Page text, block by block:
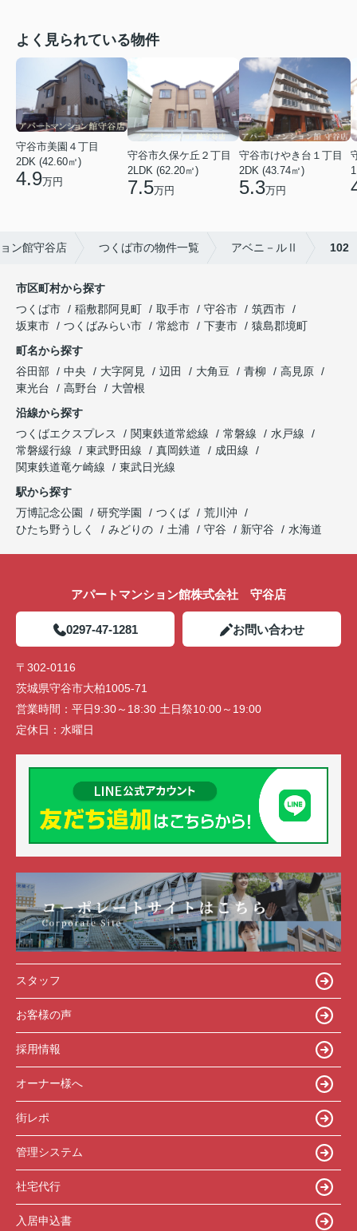
よく見られている物件
守谷市美園４丁目
2DK (42.60㎡)
4.9万円
守谷市久保ケ丘２丁目
2LDK (62.20㎡)
7.5万円
守谷市けやき台１丁目
2DK (43.74㎡)
5.3万円
ン館守谷店 つくば市の物件一覧 アベニ－ルⅡ 102
市区町村から探す
つくば市
稲敷郡阿見町 取手市 守谷市
筑西市
坂東市
つくばみらい市 常総市 下妻市
猿島郡境町
町名から探す
谷田部
中央 大字阿見 辺田 大角豆 青柳
高見原
東光台
高野台
大曽根
沿線から探す
つくばエクスプレス
関東鉄道常総線 常磐線
水戸線
常磐緩行線
東武野田線 真岡鉄道
成田線
関東鉄道竜ケ崎線
東武日光線
駅から探す
万博記念公園
研究学園 つくば
荒川沖
ひたち野うしく
みどりの 土浦 守谷 新守谷 水海道
アパートマンション館株式会社 守谷店
0297-47-1281 お問い合わせ
〒302-0116
茨城県守谷市大柏1005-71
営業時間： 平日9:30～18:30 土日祭10:00～19:00
定休日： 水曜日
スタッフ
お客様の声
採用情報
オーナー様へ
街レポ
管理システム
社宅代行
入居申込書